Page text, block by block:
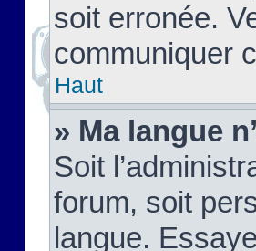
soit erronée.
communiquer
Haut
» Ma langue
Soit
forum, soit
langue.